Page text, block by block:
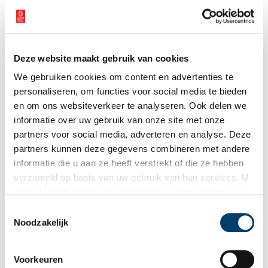
Deze website maakt gebruik van cookies
We gebruiken cookies om content en advertenties te
personaliseren, om functies voor social media te bieden
en om ons websiteverkeer te analyseren. Ook delen we
informatie over uw gebruik van onze site met onze
partners voor social media, adverteren en analyse. Deze
partners kunnen deze gegevens combineren met andere
informatie die u aan ze heeft verstrekt of die ze hebben
verzameld op basis van uw gebruik van hun services. U
Noodzakelijk
Voorkeuren
De winnaar van 2024
in Lutterade, Geleen (nu Sittard-Geleen). De staatsmijn was ooit
de grootste en modernste steenkolenmijn van Europa en ontgon